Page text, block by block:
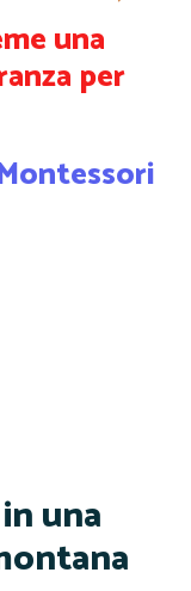
una
per
una